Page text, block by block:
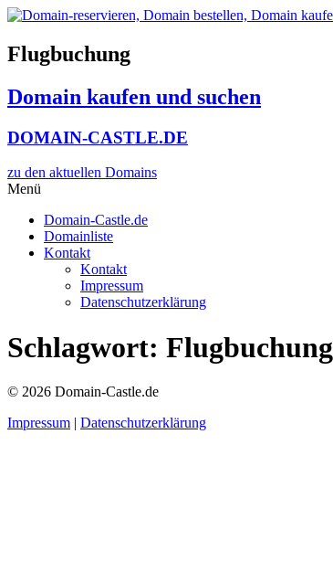
Zum
wechseln
Flugbuchung
Domain kaufen und suchen
DOMAIN-CASTLE.DE
zu den aktuellen Domains​
Menü
Domain-Castle.de
Domainliste
Kontakt
Kontakt
Impressum
Datenschutzerklärung
Schlagwort: Flugbuchung
© 2026 Domain-Castle.de
Impressum | Datenschutzerklärung